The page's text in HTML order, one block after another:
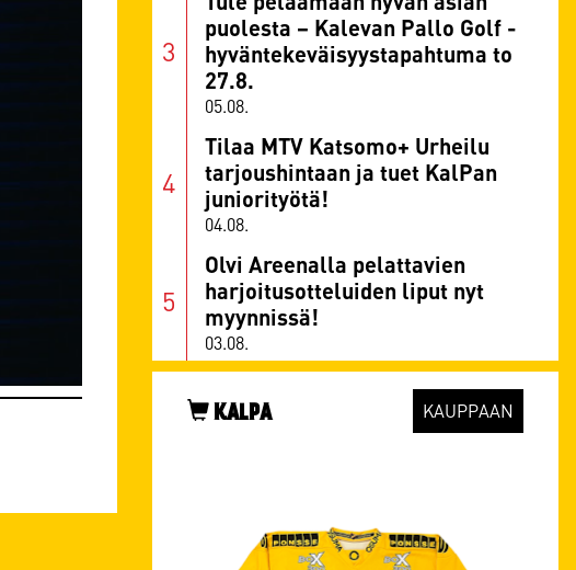
05.08.
puolesta – Kalevan Pallo Golf -
hyväntekeväisyystapahtuma to
27.8.
04.08.
Tilaa MTV Katsomo+ Urheilu
tarjoushintaan ja tuet KalPan
juniorityötä!
03.08.
Olvi Areenalla pelattavien
harjoitusotteluiden liput nyt
myynnissä!
KALPA KAUPPAAN